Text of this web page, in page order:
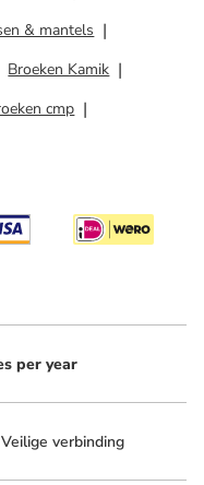
& mantels
Broeken Kamik
cmp
per year
Veilige verbinding